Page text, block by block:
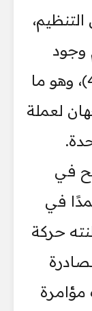
وجود
نقطة ارتكاز للكفاح المسلح"(4)، وهو ما
لعملة
في
في
حركة
مؤامرة